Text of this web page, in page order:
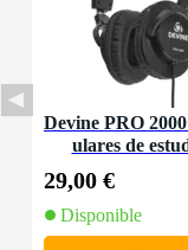
Devine PRO
ulares de
29,00 €
Disponible